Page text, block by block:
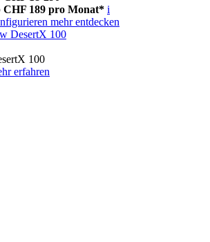
CHF 189 pro Monat* i
mehr entdecken
DesertX 100
100
erfahren